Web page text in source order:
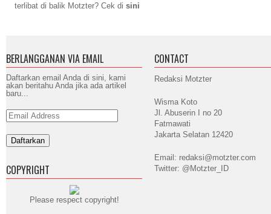
terlibat di balik Motzter? Cek di sini
BERLANGGANAN VIA EMAIL
Daftarkan email Anda di sini, kami
akan beritahu Anda jika ada artikel
baru...
Email
Address
COPYRIGHT
Please respect copyright!
CONTACT
Redaksi Motzter
Wisma Koto
Jl. Abuserin I no 20
Fatmawati
Jakarta Selatan 12420
Email: redaksi@motzter.com
Twitter: @Motzter_ID